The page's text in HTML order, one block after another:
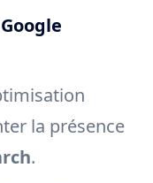
la présence
.